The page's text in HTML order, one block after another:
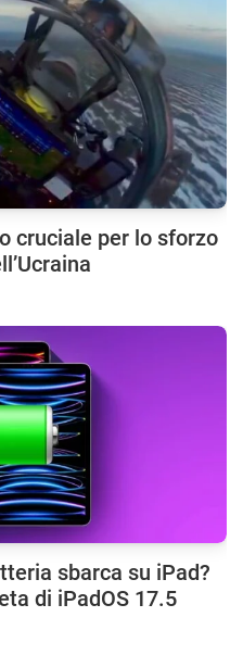
cruciale per lo sforzo
sbarca su iPad?
di iPadOS 17.5